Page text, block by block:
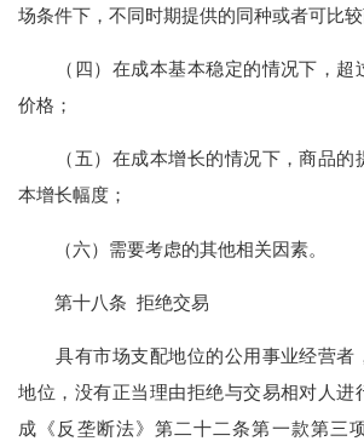
场条件下，不同时期提供的同种或者可比较
（四）在成本基本稳定的情况下，超
价格；
（五）在成本增长的情况下，商品的
本增长幅度；
（六）需要考虑的其他相关因素。
第十八条 拒绝交易
具有市场支配地位的公用事业经营者
地位，没有正当理由拒绝与交易相对人进
成《反垄断法》第二十二条第一款第三